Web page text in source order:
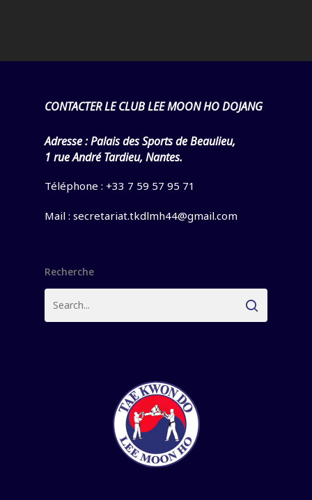
CONTACTER LE CLUB LEE MOON HO DOJANG
Adresse :Palais des Sports de Beaulieu,
1 rue André Tardieu, Nantes.
Téléphone : +33 7 59 57 95 71
Mail : secretariat.tkdlmh44@gmail.com
Recherche